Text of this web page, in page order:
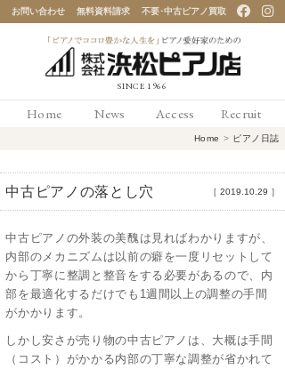
「ピアノでココロ豊かな
人生を」ピアノ愛好家の
ための 浜松ピアノ店
お問い合わせ 無料資料請求 不要･中古ピアノ買取
Home News Access Recruit
Home > ピアノ日誌
［ 2019.10.29 ］
中古ピアノの落とし穴
中古ピアノの外装の美醜は見ればわかりますが、
内部のメカニズムは以前の癖を一度リセットして
から丁寧に整調と整音をする必要があるので、内
部を最適化するだけでも1週間以上の調整の手間
がかかります。
しかし安さが売り物の中古ピアノは、大概は手間
（コスト）がかかる内部の丁寧な調整が省かれて